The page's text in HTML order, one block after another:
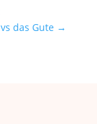
das Gute →